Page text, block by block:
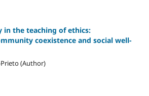
in the teaching of ethics:
coexistence and social well-
(Author)